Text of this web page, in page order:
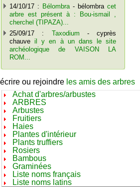
14/10/17 : Bélombra- bélombracet
arbre est présent à : Bou-ismail ,
cherchel (TIPAZA)...
25/09/17 : Taxodium - cyprès
chauve il y en à un dans le site
archéologique de VAISON LA
ROM...
écrire ou rejoindre les amis des arbres
Achat d'arbres/arbustes
ARBRES
Arbustes
Fruitiers
Haies
Plantes d'intérieur
Plants truffiers
Rosiers
Bambous
Graminées
Liste noms français
Liste noms latins